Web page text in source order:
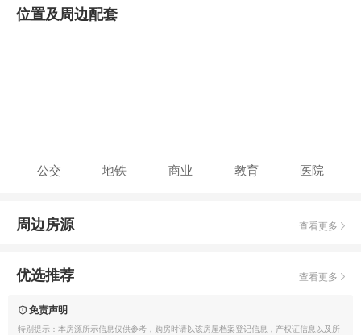
位置及周边配套
公交 地铁 商业 教育 医院
周边房源 查看更多
优选推荐 查看更多
免责声明
特别提示：本房源所示信息仅供参考，购房时请以该房屋档案登记信息，产权证信息以及所